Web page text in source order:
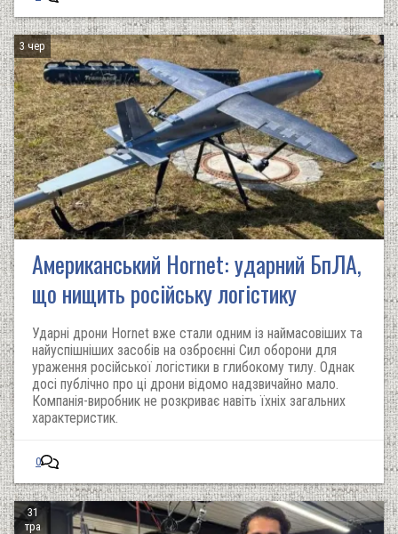
3 чер
Американський Hornet: ударний БпЛА,
що нищить російську логістику
Ударні дрони Hornet вже стали одним із наймасовіших та
найуспішніших засобів на озброєнні Сил оборони для
ураження російської логістики в глибокому тилу. Однак
досі публічно про ці дрони відомо надзвичайно мало.
Компанія-виробник не розкриває навіть їхніх загальних
характеристик.
0
31
тра